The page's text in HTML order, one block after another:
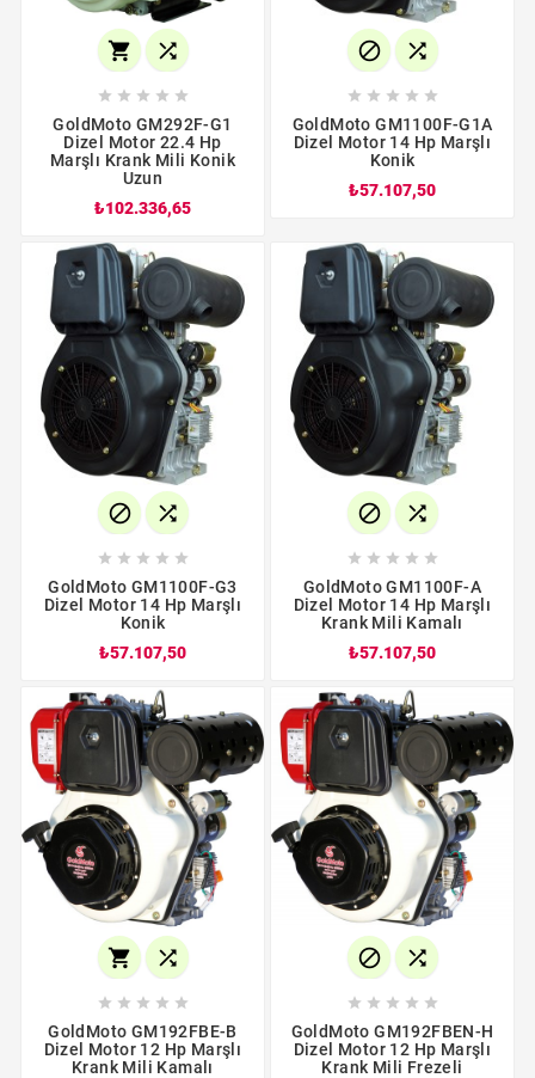
 
    
GoldMoto GM292F-G1
Dizel Motor 22.4 Hp
Marşlı Krank Mili Konik
Uzun
₺102.336,65
 
    
GoldMoto GM1100F-G1A
Dizel Motor 14 Hp Marşlı
Konik
₺57.107,50
 
    
GoldMoto GM1100F-G3
Dizel Motor 14 Hp Marşlı
Konik
₺57.107,50
 
    
GoldMoto GM1100F-A
Dizel Motor 14 Hp Marşlı
Krank Mili Kamalı
₺57.107,50
 
    
GoldMoto GM192FBE-B
Dizel Motor 12 Hp Marşlı
Krank Mili Kamalı
 
    
GoldMoto GM192FBEN-H
Dizel Motor 12 Hp Marşlı
Krank Mili Frezeli